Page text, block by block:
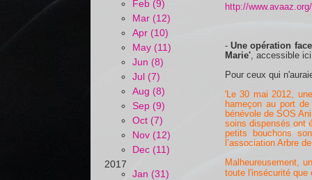
Feb (9)
Mar (12)
Apr (10)
May (11)
Jun (8)
Jul (7)
Aug (8)
Sep (9)
Oct (7)
Nov (12)
Dec (11)
2017
Jan (31)
http://
- Une opération
Marie', accessible
Pour ceux qui
'Le 30 mai 2012,
hameçon au port
bénévole de SOS
soins dispensés ont
petits bouchons
l’association Arbre
Malheureusement,
toute l'insécurité que